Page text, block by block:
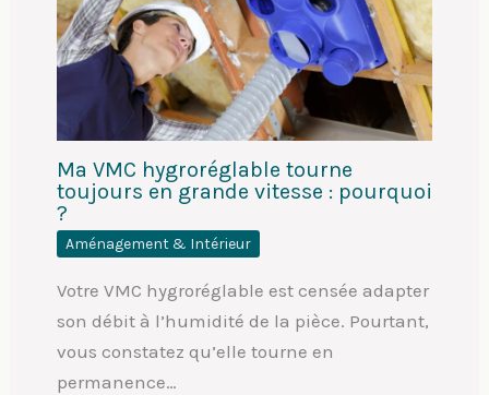
Ma VMC hygroréglable tourne
toujours en grande vitesse : pourquoi
?
Aménagement & Intérieur
Votre VMC hygroréglable est censée adapter
son débit à l’humidité de la pièce. Pourtant,
vous constatez qu’elle tourne en
permanence…